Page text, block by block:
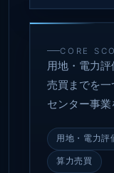
CORE
用地・電力
売買までを
センター事業
用地・電力評
算力売買